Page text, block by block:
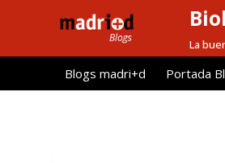
l
La
Blogs madri+d Portada